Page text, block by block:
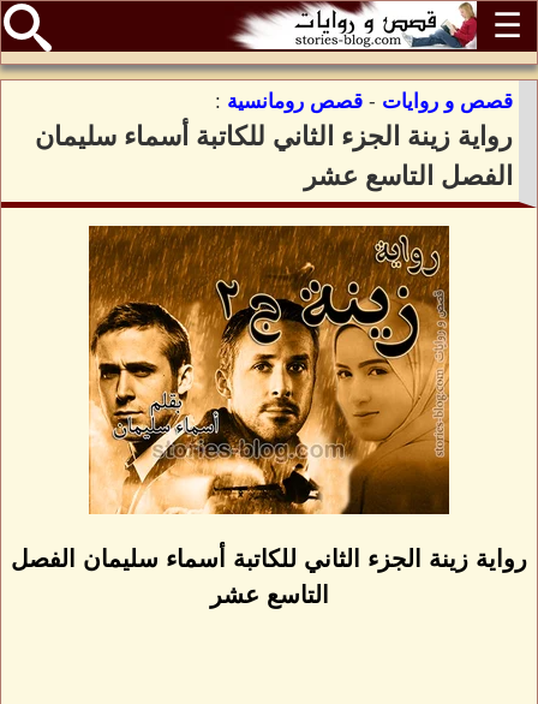
☰
قصص و روايات - قصص رومانسية :
رواية زينة الجزء الثاني للكاتبة أسماء سليمان
الفصل التاسع عشر
رواية زينة الجزء الثاني للكاتبة أسماء سليمان الفصل
التاسع عشر